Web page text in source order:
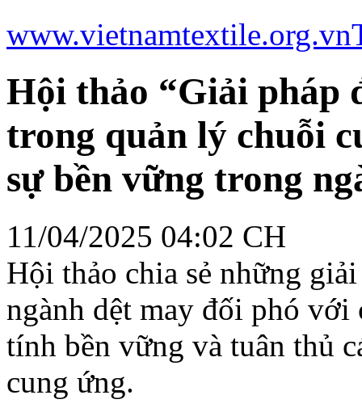
www.vietnamtextile.org.vn
Hội thảo “Giải pháp
trong quản lý chuỗi
sự bền vững trong
11/04/2025 04:02 CH
Hội thảo chia sẻ những
ngành dệt may đối phó
tính bền vững và tuân thủ
cung ứng.